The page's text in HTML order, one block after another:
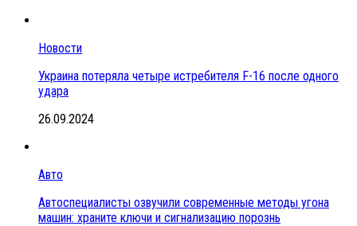
Новости
Украина потеряла четыре истребителя F-16 после одного
удара
26.09.2024
Авто
Автоспециалисты озвучили современные методы угона
машин: храните ключи и сигнализацию порознь